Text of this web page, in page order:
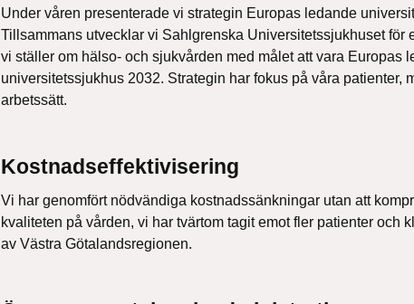
Under våren presenterade vi strategin Europas ledande
Tillsammans utvecklar vi Sahlgrenska Universitetssjukhuset för
vi ställer om hälso- och sjukvården med målet att vara Europas
universitetssjukhus 2032. Strategin har fokus på våra patienter,
arbetssätt.
Kostnadseffektivisering
Vi har genomfört nödvändiga kostnadssänkningar utan att
kvaliteten på vården, vi har tvärtom tagit emot fler patienter och
av Västra Götalandsregionen.